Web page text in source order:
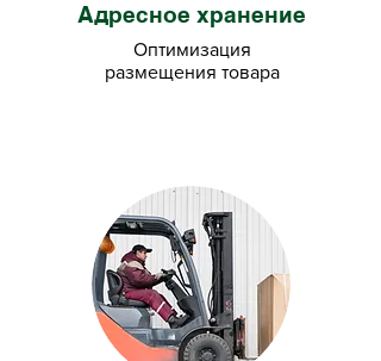
Адресное хранение
Оптимизация
размещения товара